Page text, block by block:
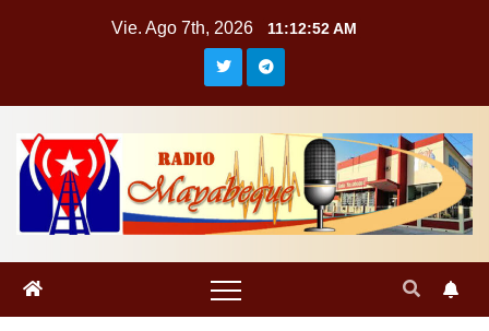
Vie. Ago 7th, 2026 11:12:53 AM